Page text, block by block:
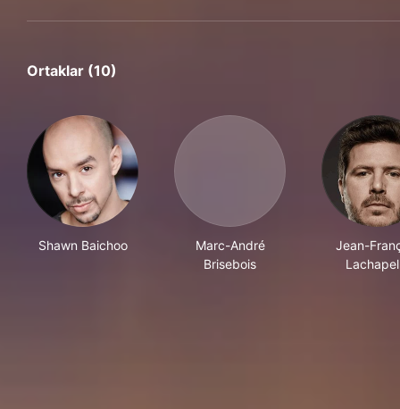
Ortaklar (10)
Shawn Baichoo
Marc-André
Brisebois
Jean-